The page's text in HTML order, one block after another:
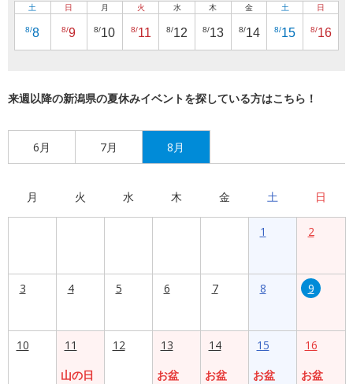
土
8/8
日
8/9
月
8/10
火
8/11
水
8/12
木
8/13
金
8/14
土
8/15
日
8/16
来週以降の新潟県の夏休みイベントを探している方はこちら！
6月 7月 8月
月 火 水 木 金 土 日
1 2
3 4 5 6 7 8 9
10
11
山の日
12
13
お盆
14
お盆
15
お盆
16
お盆